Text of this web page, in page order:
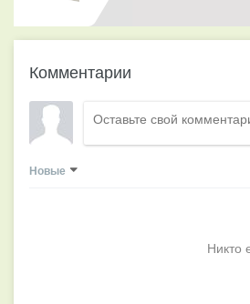
Комментарии
Новые
Никто